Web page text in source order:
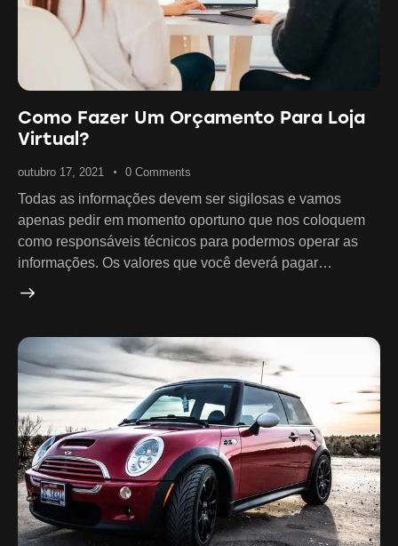
Como Fazer Um Orçamento Para Loja
Virtual?
outubro 17, 2021 0 Comments
Todas as informações devem ser sigilosas e vamos
apenas pedir em momento oportuno que nos coloquem
como responsáveis técnicos para podermos operar as
informações. Os valores que você deverá pagar…